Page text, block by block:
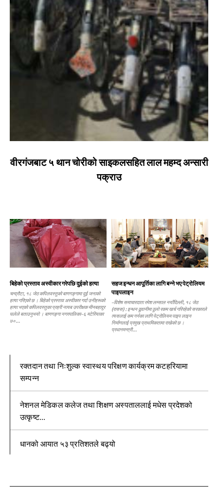
वीरगंजबाट ५ थान चोरीको साइकलसहित लाल महम्द अन्सारी
पक्राउ
बिहेको प्रस्ताव अस्वीकार गरेपछि दुईको हत्या
चन्द्रौटा, १८ जेठ कपिलवस्तुको बाणगङ्गामा दुई जनाको
हत्या गरिएको छ । बिहेको प्रस्ताव अस्वीकार गर्दा उनीहरूको
हत्या भएको कपिलवस्तुका प्रहरी नायब उपरीक्षक मीनबहादुर
घलेले बताउनुभयो । बाणगङ्गा नगरपालिका–६ मटेरियाका
७०...
सहज इन्धन आपूर्तिका लागि बन्ने भए पेट्रोलियम
पाइपलाइन
–विशेष समाचारदाता रमेश लम्साल नयाँदिल्ली, १८ जेठ
(रासस) : इन्धन ढुवानीमा ठूलो रकम खर्च गरिरहेको सरकारले
त्यसलाई कम गर्नका लागि पेट्रोलियम पाइप लाइन
निर्माणलाई प्रमुख प्राथमिकतामा राखेको छ ।
प्रधानमन्त्री...
रक्तदान तथा निःशुल्क स्वास्थय परिक्षण कार्यक्रम कटहरियामा
सम्पन्न
नेशनल मेडिकल कलेज तथा शिक्षण अस्पताललाई मधेस प्रदेशको
उत्कृष्ट...
धानको आयात ५३ प्रतिशतले बढ्यो